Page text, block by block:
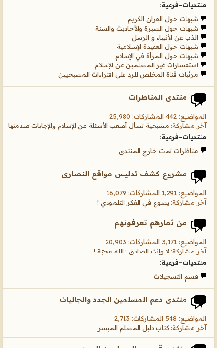
منتديات-فرعية:
شبهات حول القران الكريم
شبهات حول السيرة والأحاديث والسنة
الذب عن الأنبياء و الرسل
شبهات حول العقيدة الإسلامية
شبهات حول المرأة في الإسلام
استفسارات غير المسلمين عن الإسلام
مرئيات قناة المخلص للرد على افتراءات المسيحيين
منتدى المناظرات
المواضيع: 442 المشاركات: 25,980
آخر مشاركة: مسيحية تسأل أصعب الأسئلة عن الإسلام والإجابات صدمتها
منتديات-فرعية:
مناظرات تمت خارج المنتدى
مشروع كشف تدليس مواقع النصارى
المواضيع: 1,291 المشاركات: 16,079
آخر مشاركة: يسوع في الفكر التلمودي !
من ثمارهم تعرفونهم
المواضيع: 3,171 المشاركات: 20,903
آخر مشاركة: لا وإنت الصادق : الله محبّة !
منتديات-فرعية:
قسم التسجيلات
منتدى دعم المسلمين الجدد والجاليات
المواضيع: 548 المشاركات: 2,713
آخر مشاركة: كتاب دليل المسلم الميسر